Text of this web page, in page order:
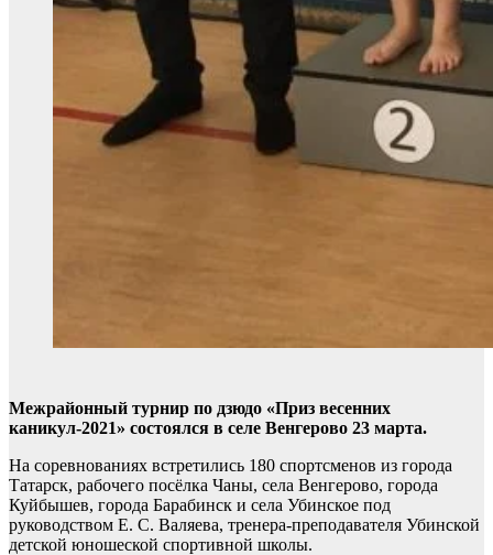
Межрайонный турнир по дзюдо «Приз весенних
каникул-2021» состоялся в селе Венгерово 23 марта.
На соревнованиях встретились 180 спортсменов из города
Татарск, рабочего посёлка Чаны, села Венгерово, города
Куйбышев, города Барабинск и села Убинское под
руководством Е. С. Валяева, тренера-преподавателя Убинской
детской юношеской спортивной школы.